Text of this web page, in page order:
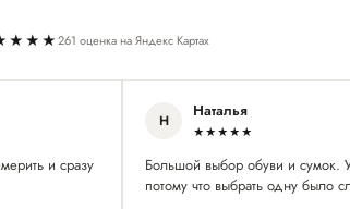
261 оценка на Яндекс Картах
и сразу
Н Наталья
★★★★★
Большой выбор обуви и сумок.
потому что выбрать одну было